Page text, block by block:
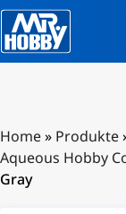
Home» Produkte
Aqueous Hobby
Gray